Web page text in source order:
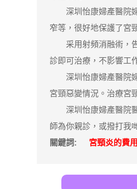
深圳怡康婦產醫院婦
窄等，很好地保護了宮
采用射頻消融術，告
診即可治療，不影響工
深圳怡康婦產醫院婦
宮頸惡變情況。治療宮
深圳怡康婦產醫院醫
師為你親診，或撥打我
關鍵詞:
宮頸炎的費用